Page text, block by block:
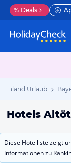
% Deals
Urlaub
Hotels
Diese Hotelliste zeigt
Informationen zu